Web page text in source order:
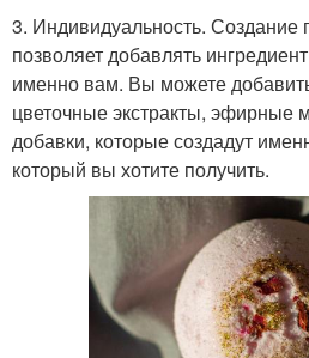
3. Индивидуальность.
позволяет добавлять
именно вам. Вы можете
цветочные экстракты, эфирные
добавки, которые создадут
который вы хотите получить.